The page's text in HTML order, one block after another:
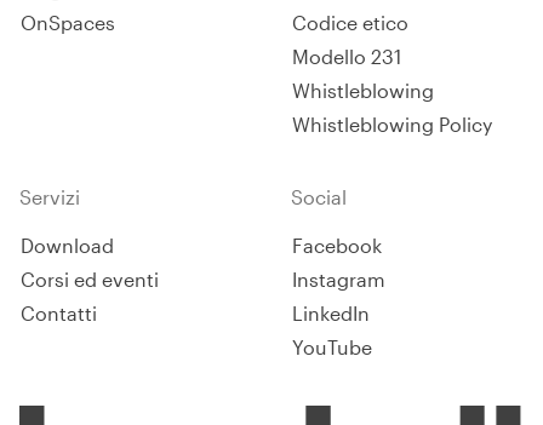
OnSpaces
Codice etico
Modello 231
Whistleblowing
Whistleblowing Policy
Servizi
Download
Corsi ed eventi
Contatti
Social
Facebook
Instagram
LinkedIn
YouTube